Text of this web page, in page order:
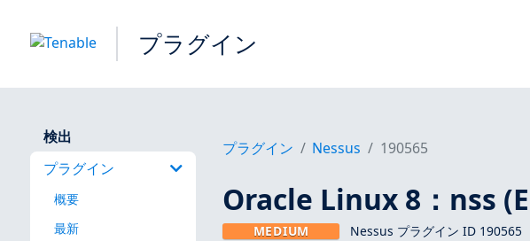
プラグイン
検出
プラグイン
概要
最新
プラグイン Nessus 190565
Oracle Linux 8：nss
MEDIUM Nessus プラグイン ID 190565